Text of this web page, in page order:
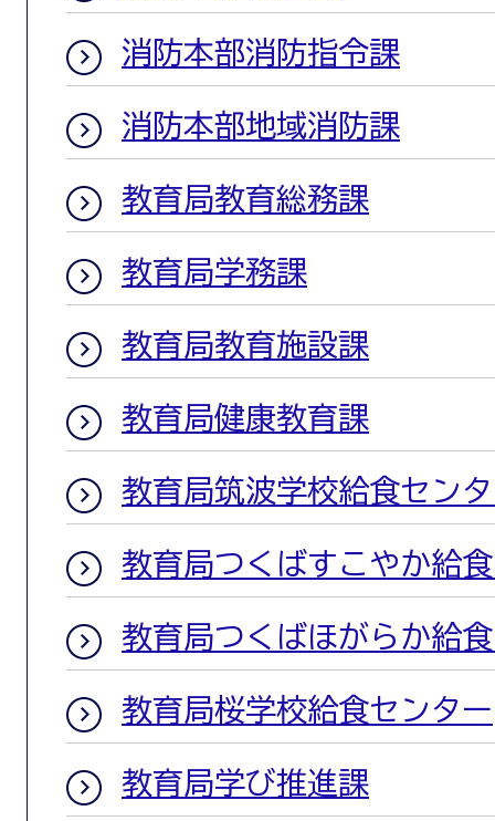
消防本部消防指令課
消防本部地域消防課
教育局教育総務課
教育局学務課
教育局教育施設課
教育局健康教育課
教育局筑波学校給食セン
教育局つくばすこやか給
教育局つくばほがらか給
教育局桜学校給食センター
教育局学び推進課